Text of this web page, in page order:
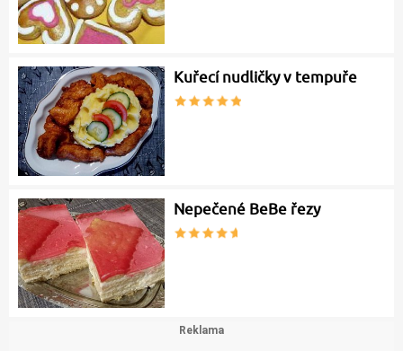
Kuřecí nudličky v tempuře
Nepečené BeBe řezy